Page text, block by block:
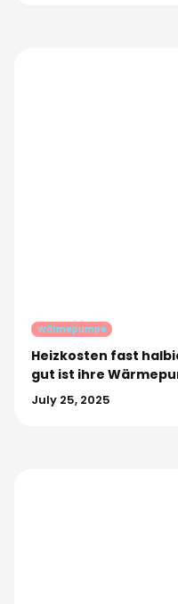
Wärmepumpe
Heizkosten fast
gut ist ihre
July 25, 2025